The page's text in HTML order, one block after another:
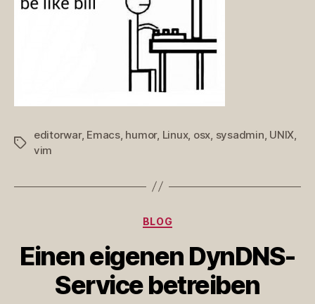
Schlagwörter
editorwar, Emacs, humor, Linux, osx sysadmin UNIX
vim
Kategorien
BLOG
Einen eigenen DynDNS-
Service betreiben